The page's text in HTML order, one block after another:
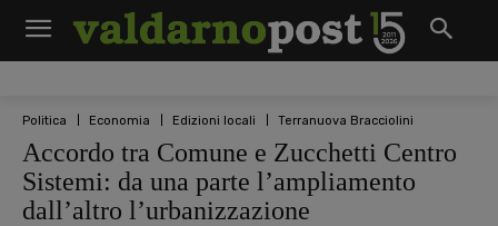
Politica Economia Edizioni locali Terranuova Bracciolini
Accordo tra Comune e Zucchetti Centro
Sistemi: da una parte l’ampliamento
dall’altro l’urbanizzazione